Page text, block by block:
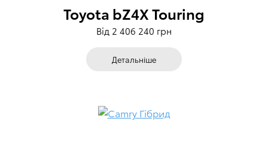
Toyota bZ4X Touring
Від 2 406 240 грн
Детальніше